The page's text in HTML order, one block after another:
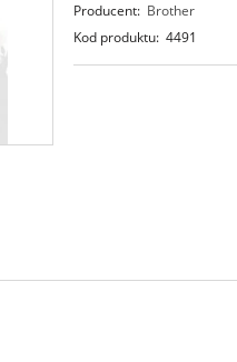
Producent: Brother
Kod produktu: 4491